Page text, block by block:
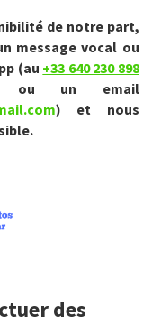
de notre part,
message vocal ou
(au +33 640 230 898
un email
) et nous
des